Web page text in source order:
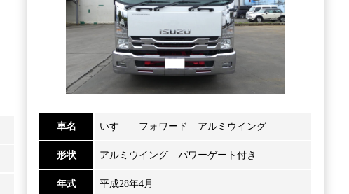
車名 いすゞ フォワード アルミウイング
形状 アルミウイング パワーゲート付き
年式 平成28年4月